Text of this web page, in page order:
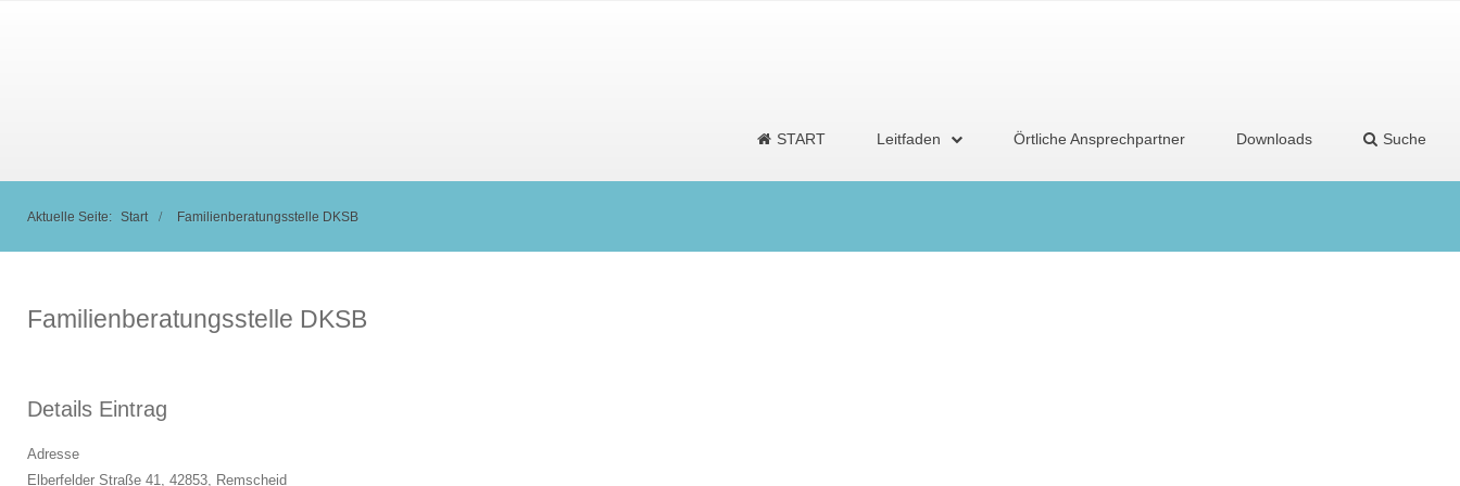
START Leitfaden Örtliche Ansprechpartner Downloads Suche
Aktuelle Seite: Start Familienberatungsstelle DKSB
Familienberatungsstelle DKSB
Details Eintrag
Adresse
Elberfelder Straße 41, 42853, Remscheid